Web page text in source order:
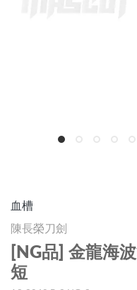
血槽
陳長榮刀劍
[NG品] 金龍海
短